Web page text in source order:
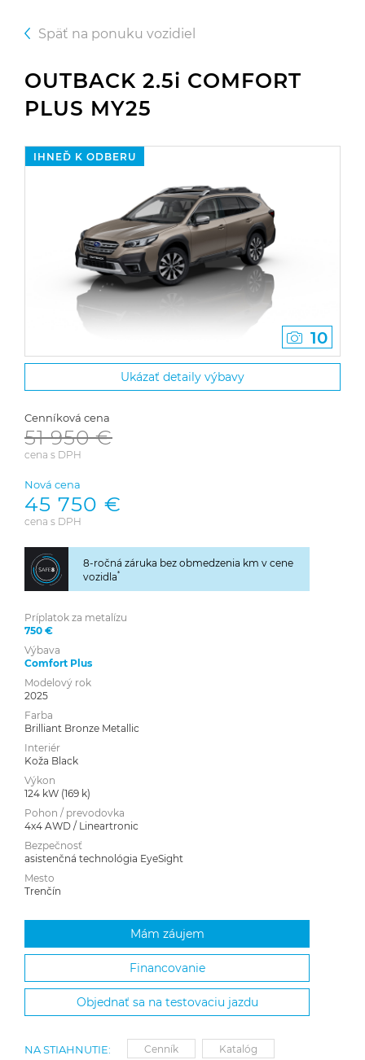
Späť na ponuku vozidiel
OUTBACK 2.5i COMFORT
PLUS MY25
IHNEĎ K ODBERU
10
Ukázať detaily výbavy
Cenníková cena
51 950 €
cena s DPH
Nová cena
45 750 €
cena s DPH
8-ročná záruka bez obmedzenia km v cene
vozidla*
Príplatok za metalízu
750 €
Výbava
Comfort Plus
Modelový rok
2025
Farba
Brilliant Bronze Metallic
Interiér
Koža Black
Výkon
124 kW (169 k)
Pohon / prevodovka
4x4 AWD / Lineartronic
Bezpečnosť
asistenčná technológia EyeSight
Mesto
Trenčín
Mám záujem
Financovanie
Objednať sa na testovaciu jazdu
NA STIAHNUTIE: Cenník
Katalóg